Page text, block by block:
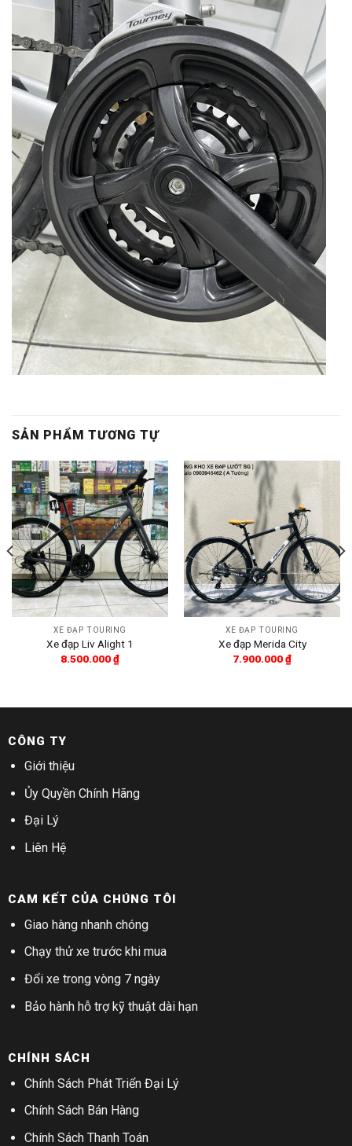
SẢN PHẨM TƯƠNG TỰ
XE ĐẠP TOURING
Xe đạp Liv Alight 1
8.500.000₫
XE ĐẠP TOURING
Xe đạp Merida City
7.900.000₫
CÔNG TY
Giới thiệu
Ủy Quyền Chính Hãng
Đại Lý
Liên Hệ
CAM KẾT CỦA CHÚNG TÔI
Giao hàng nhanh chóng
Chạy thử xe trước khi mua
Đổi xe trong vòng 7 ngày
Bảo hành hỗ trợ kỹ thuật dài hạn
CHÍNH SÁCH
Chính Sách Phát Triển Đại Lý
Chính Sách Bán Hàng
Chính Sách Thanh Toán